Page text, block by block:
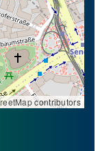
contributors